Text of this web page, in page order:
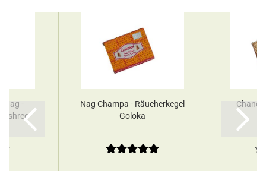
Nag -
Nag Champa - Räucherkegel
Goloka